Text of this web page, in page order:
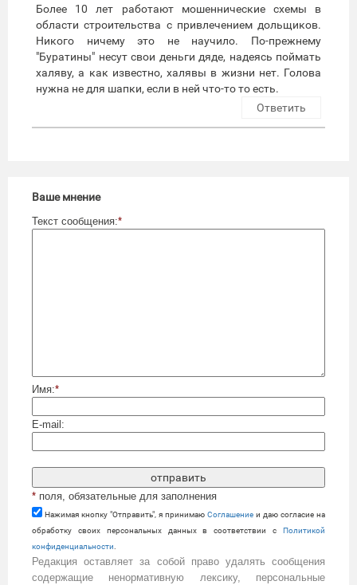
Более 10 лет работают мошеннические схемы в
области строительства с привлечением дольщиков.
Никого ничему это не научило. По-прежнему
"Буратины" несут свои деньги дяде, надеясь поймать
халяву, а как известно, халявы в жизни нет. Голова
нужна не для шапки, если в ней что-то то есть.
Ответить
Ваше мнение
Текст сообщения:*
Имя:*
E-mail:
* поля, обязательные для заполнения
Нажимая кнопку "Отправить", я принимаю Cоглашение и даю согласие на
обработку своих персональных данных в соответствии с Политикой
конфиденциальности
Редакция оставляет за собой право удалять сообщения
содержащие ненормативную лексику, персональные